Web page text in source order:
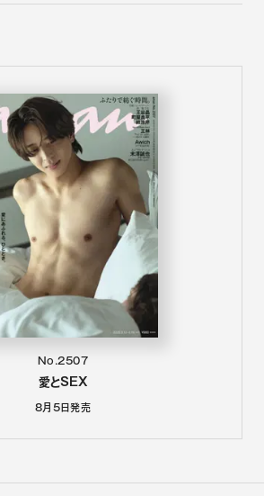
No.2507
愛とSEX
8月5日発売